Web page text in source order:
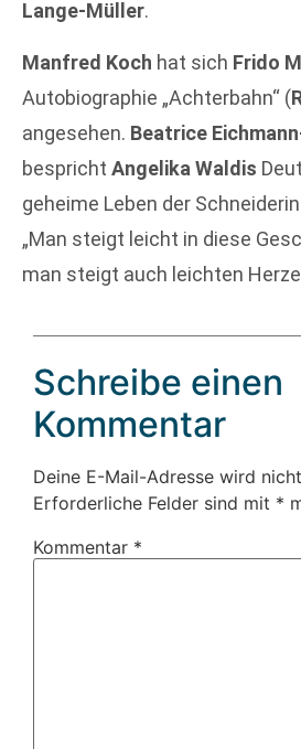
Lange-Müller.
Manfred Koch hat sich Frido
Autobiographie „Achterbahn“ (
angesehen. Beatrice
bespricht Angelika Waldis
geheime Leben der
„Man steigt leicht in diese
man steigt auch leichten
Schreibe einen
Kommentar
Deine E-Mail-Adresse wird
Erforderliche Felder sind mit *
Kommentar *